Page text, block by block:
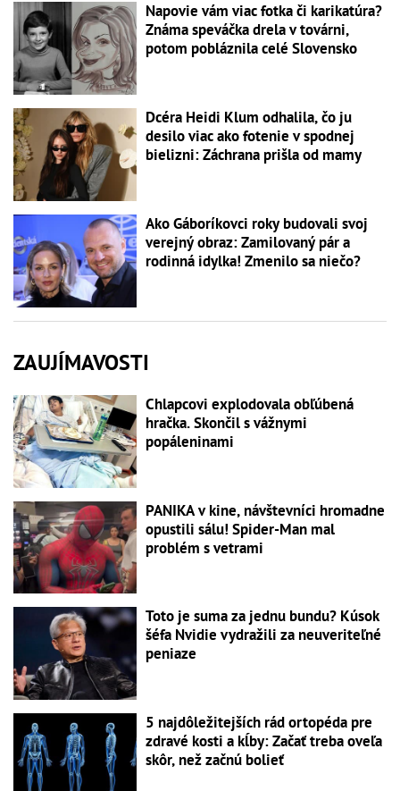
Napovie vám viac fotka či karikatúra?
Známa speváčka drela v továrni,
potom pobláznila celé Slovensko
Dcéra Heidi Klum odhalila, čo ju
desilo viac ako fotenie v spodnej
bielizni: Záchrana prišla od mamy
Ako Gáboríkovci roky budovali svoj
verejný obraz: Zamilovaný pár a
rodinná idylka! Zmenilo sa niečo?
ZAUJÍMAVOSTI
Chlapcovi explodovala obľúbená
hračka. Skončil s vážnymi
popáleninami
PANIKA v kine, návštevníci hromadne
opustili sálu! Spider-Man mal
problém s vetrami
Toto je suma za jednu bundu? Kúsok
šéfa Nvidie vydražili za neuveriteľné
peniaze
5 najdôležitejších rád ortopéda pre
zdravé kosti a kĺby: Začať treba oveľa
skôr, než začnú bolieť